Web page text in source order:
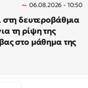
06.08.2026 - 10:50
στη δευτεροβάθμια
τη ρίψη της
στο μάθημα της